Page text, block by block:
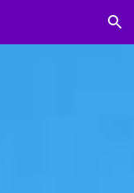
Skip to navigation